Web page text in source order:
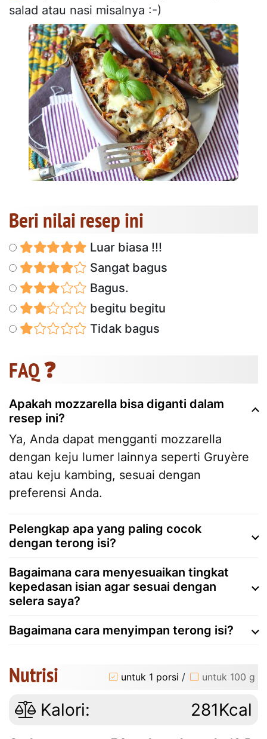
salad atau nasi misalnya :-)
Beri nilai resep ini
Luar biasa !!!
Sangat bagus
Bagus.
begitu begitu
Tidak bagus
FAQ ❓
Apakah mozzarella bisa diganti dalam
resep ini?
Ya, Anda dapat mengganti mozzarella
dengan keju lumer lainnya seperti Gruyère
atau keju kambing, sesuai dengan
preferensi Anda.
Pelengkap apa yang paling cocok
dengan terong isi?
Bagaimana cara menyesuaikan tingkat
kepedasan isian agar sesuai dengan
selera saya?
Bagaimana cara menyimpan terong isi?
Nutrisi untuk 1 porsi / untuk 100 g
Kalori: 281Kcal